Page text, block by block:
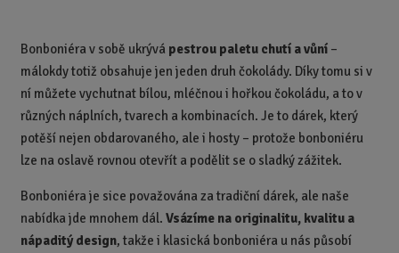
i
t
p
o
č
e
Bonboniéra v sobě ukrývá pestrou paletu chutí a vůní–
málokdy totiž obsahuje jen jeden druh čokolády. Díky tomu si v
ní můžete vychutnat bílou, mléčnou i hořkou čokoládu, a to v
různých náplních, tvarech a kombinacích. Je to dárek, který
potěší nejen obdarovaného, ale i hosty – protože bonboniéru
lze na oslavě rovnou otevřít a podělit se o sladký zážitek.
Bonboniéra je sice považována za tradiční dárek, ale naše
nabídka jde mnohem dál. Vsázíme na originalitu, kvalitu a
nápaditý design, takže i klasická bonboniéra u nás působí